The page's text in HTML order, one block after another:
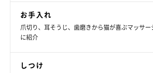
お手入れ
爪切り、耳そうじ、歯磨きから猫が喜ぶマッサー
に紹介
しつけ